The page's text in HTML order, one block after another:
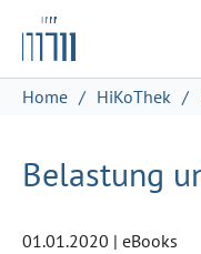
Zum Hauptinhalt springen
Skip to page footer
Sie sind hier:
Home HiKoThek
Belastung
01.01.2020 | eBooks